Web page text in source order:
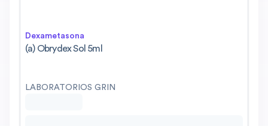
Dexametasona
(a) Obrydex Sol 5ml
LABORATORIOS GRIN